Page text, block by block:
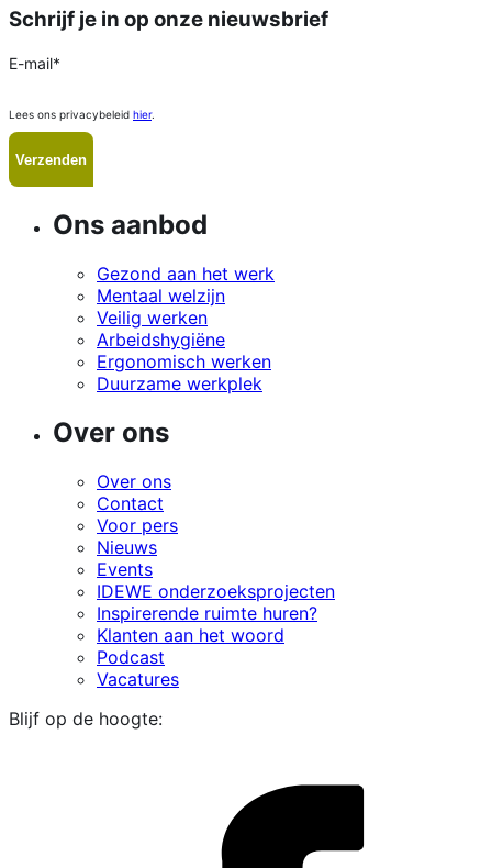
Schrijf je in op onze nieuwsbrief
E-mail*
Lees ons privacybeleid hier.
Ons aanbod
Gezond aan het werk
Mentaal welzijn
Veilig werken
Arbeidshygiëne
Ergonomisch werken
Duurzame werkplek
Over ons
Over ons
Contact
Voor pers
Nieuws
Events
IDEWE onderzoeksprojecten
Inspirerende ruimte huren?
Klanten aan het woord
Podcast
Vacatures
Blijf op de hoogte: